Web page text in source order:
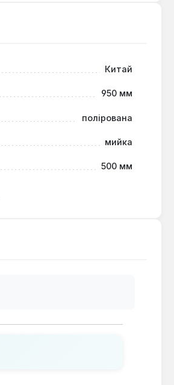
Китай
950 мм
полірована
мийка
500 мм